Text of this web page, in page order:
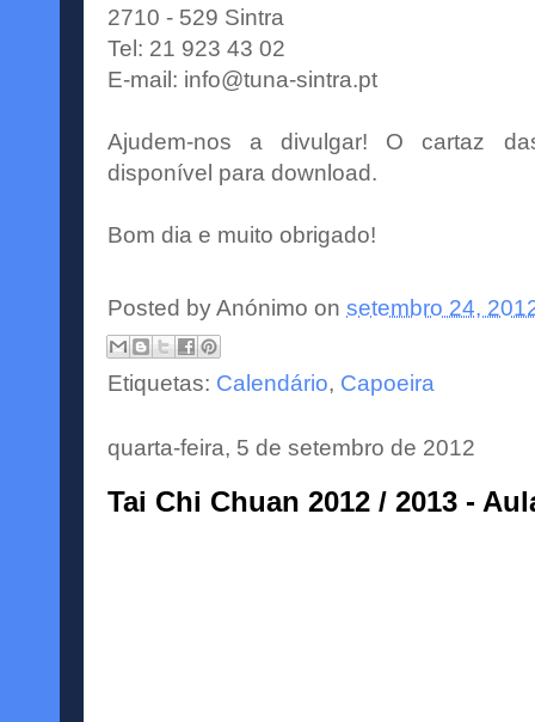
2710 - 529 Sintra
Tel: 21 923 43 02
E-mail: info@tuna-sintra.pt
Ajudem-nos a divulgar! O cartaz
disponível para download.
Bom dia e muito obrigado!
Posted byAnónimo on setembro 24,
Etiquetas: Calendário, Capoeira
quarta-feira, 5 de setembro de 2012
Tai Chi Chuan 2012 / 2013 -